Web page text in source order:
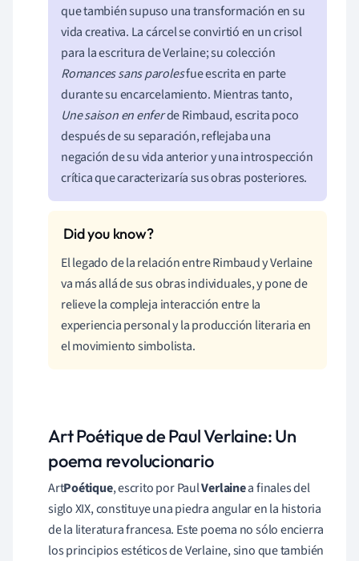
que también supuso una transformación en su
vida creativa. La cárcel se convirtió en un crisol
para la escritura de Verlaine; su colección
Romances sans parolesfue escrita en parte
durante su encarcelamiento. Mientras tanto,
Une saison en enferde Rimbaud, escrita poco
después de su separación, reflejaba una
negación de su vida anterior y una introspección
crítica que caracterizaría sus obras posteriores.
El legado de la relación entre Rimbaud y Verlaine
va más allá de sus obras individuales, y pone de
relieve la compleja interacción entre la
experiencia personal y la producción literaria en
el movimiento simbolista.
Art Poétique de Paul Verlaine: Un
poema revolucionario
ArtPoétique, escrito por PaulVerlainea finales del
siglo XIX, constituye una piedra angular en la historia
de la literatura francesa. Este poema no sólo encierra
los principios estéticos de Verlaine, sino que también